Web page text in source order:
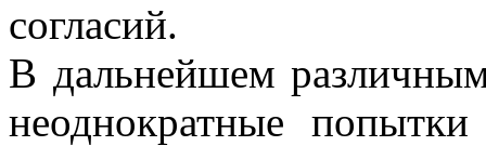
согласий.
В дальнейшем
неоднократные